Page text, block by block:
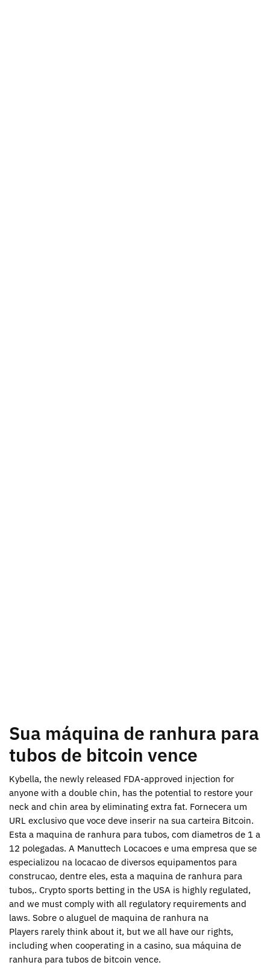
Sua máquina de ranhura para
tubos de bitcoin vence
Kybella, the newly released FDA-approved injection for
anyone with a double chin, has the potential to restore your
neck and chin area by eliminating extra fat. Fornecera um
URL exclusivo que voce deve inserir na sua carteira Bitcoin.
Esta a maquina de ranhura para tubos, com diametros de 1 a
12 polegadas. A Manuttech Locacoes e uma empresa que se
especializou na locacao de diversos equipamentos para
construcao, dentre eles, esta a maquina de ranhura para
tubos,. Crypto sports betting in the USA is highly regulated,
and we must comply with all regulatory requirements and
laws. Sobre o aluguel de maquina de ranhura na
Players rarely think about it, but we all have our rights,
including when cooperating in a casino, sua máquina de
ranhura para tubos de bitcoin vence.